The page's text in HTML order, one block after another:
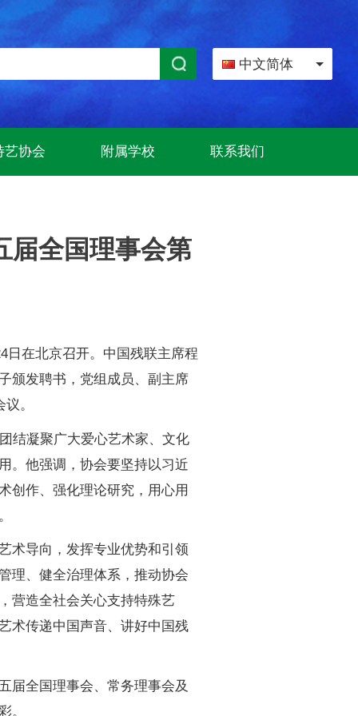
中文简体
艺协会 附属学校 联系我们
届全国理事会第
日在北京召开。中国残联主席程
颁发聘书，党组成员、副主席
。
结凝聚广大爱心艺术家、文化
。他强调，协会要坚持以习近
创作、强化理论研究，用心用
术导向，发挥专业优势和引领
理、健全治理体系，推动协会
营造全社会关心支持特殊艺
术传递中国声音、讲好中国残
届全国理事会、常务理事会及
。